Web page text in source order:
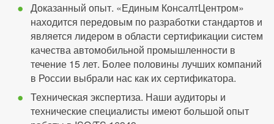
Доказанный опыт. «Единым КонсалтЦентром»
находится передовым по разработки стандартов и
является лидером в области сертификации систем
качества автомобильной промышленности в
течение 15 лет. Более половины лучших компаний
в России выбрали нас как их сертификатора.
Техническая экспертиза. Наши аудиторы и
технические специалисты имеют большой опыт